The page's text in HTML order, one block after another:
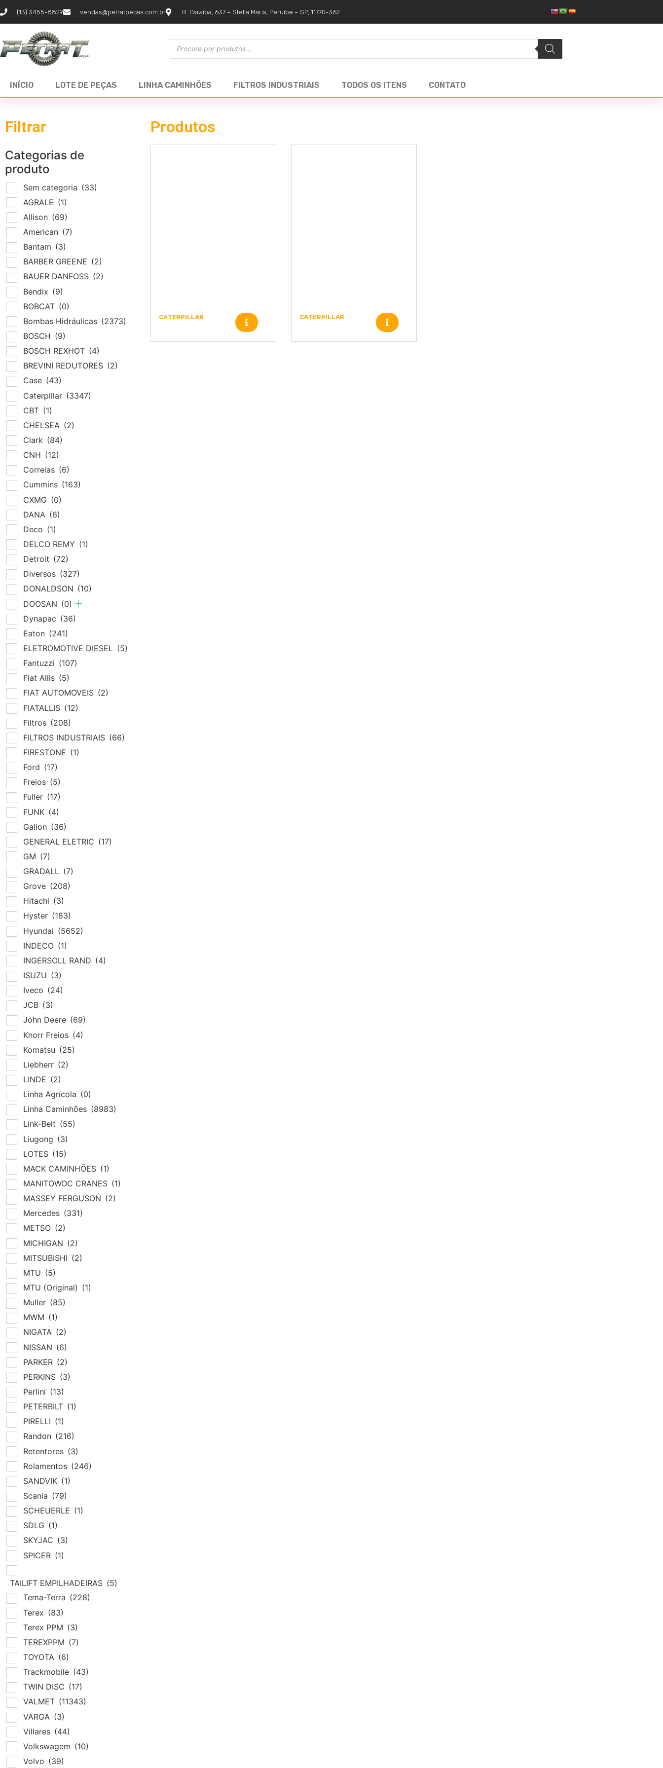
(13) 3455-8829 vendas@petratpecas.com.br R. Paraíba, 637 – Stella Maris, Peruíbe – SP, 11770-362
INÍCIO LOTE DE PEÇAS LINHA CAMINHÕES FILTROS INDUSTRIAIS TODOS OS ITENS CONTATO
Filtrar
Categorias de
produto
Sem categoria (33)
AGRALE (1)
Allison (69)
American (7)
Bantam (3)
BARBER GREENE (2)
BAUER DANFOSS (2)
Bendix (9)
BOBCAT (0)
Bombas Hidráulicas (2373)
BOSCH (9)
BOSCH REXHOT (4)
BREVINI REDUTORES (2)
Case (43)
Caterpillar (3347)
CBT (1)
CHELSEA (2)
Clark (84)
CNH (12)
Correias (6)
Cummins (163)
CXMG (0)
DANA (6)
Deco (1)
DELCO REMY (1)
Detroit (72)
Diversos (327)
DONALDSON (10)
DOOSAN (0)
Dynapac (36)
Eaton (241)
ELETROMOTIVE DIESEL (5)
Fantuzzi (107)
Fiat Allis (5)
FIAT AUTOMOVEIS (2)
FIATALLIS (12)
Filtros (208)
FILTROS INDUSTRIAIS (66)
FIRESTONE (1)
Ford (17)
Freios (5)
Fuller (17)
FUNK (4)
Galion (36)
GENERAL ELETRIC (17)
GM (7)
GRADALL (7)
Grove (208)
Hitachi (3)
Hyster (183)
Hyundai (5652)
INDECO (1)
INGERSOLL RAND (4)
ISUZU (3)
Iveco (24)
JCB (3)
John Deere (69)
Knorr Freios (4)
Komatsu (25)
Liebherr (2)
LINDE (2)
Linha Agrícola (0)
Linha Caminhões (8983)
Link-Belt (55)
Liugong (3)
LOTES (15)
MACK CAMINHÕES (1)
MANITOWOC CRANES (1)
MASSEY FERGUSON (2)
Mercedes (331)
METSO (2)
MICHIGAN (2)
MITSUBISHI (2)
MTU (5)
MTU (Original) (1)
Muller (85)
MWM (1)
NIGATA (2)
NISSAN (6)
PARKER (2)
PERKINS (3)
Perlini (13)
PETERBILT (1)
PIRELLI (1)
Randon (216)
Retentores (3)
Rolamentos (246)
SANDVIK (1)
Scania (79)
SCHEUERLE (1)
SDLG (1)
SKYJAC (3)
SPICER (1)
TAILIFT EMPILHADEIRAS (5)
Tema-Terra (228)
Terex (83)
Terex PPM (3)
TEREXPPM (7)
TOYOTA (6)
Trackmobile (43)
TWIN DISC (17)
VALMET (11343)
VARGA (3)
Villares (44)
Volkswagem (10)
Volvo (39)
Produtos
CATERPILLAR CATERPILLAR